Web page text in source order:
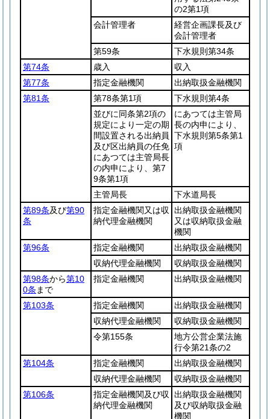
の2第1項
会計管理者
経営企画課長及び
会計管理者
第59条
下水規則第34条
第74条
歳入
収入
第77条
指定金融機関
出納取扱金融機関
第81条
第78条第1項
下水規則第4条
並びに同条第2項の
規定により一定の期
間設置される出納員
及び区出納員の任免
にあつては主管局長
の内申により、第7
9条第1項
にあつては主管局
長の内申により、
下水規則第5条第1
項
主管局長
下水道局長
第89条及び第90
条
指定金融機関又は収
納代理金融機関
出納取扱金融機関
又は収納取扱金融
機関
第96条
指定金融機関
出納取扱金融機関
収納代理金融機関
収納取扱金融機関
第98条から第10
0条 まで
指定金融機関 出納取扱金融機関
第103条 指定金融機関
出納取扱金融機関
収納代理金融機関
収納取扱金融機関
令第155条
地方公営企業法施
行令第21条の2
第104条
指定金融機関
出納取扱金融機関
収納代理金融機関
収納取扱金融機関
第106条
指定金融機関及び収
納代理金融機関
出納取扱金融機関
及び収納取扱金融
機関